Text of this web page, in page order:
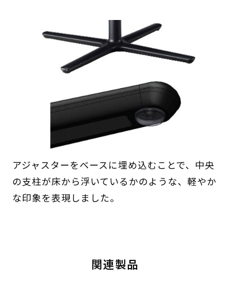
アジャスターをベースに埋め込むことで、中央
の支柱が床から浮いているかのような、軽やか
な印象を表現しました。
関連製品